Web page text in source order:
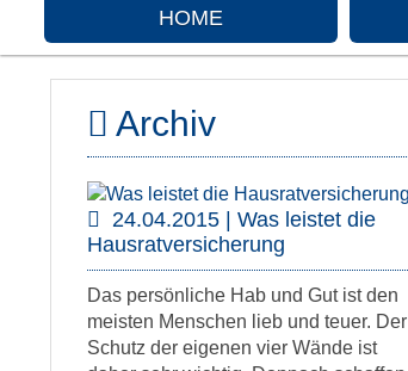
HOME
Archiv
24.04.2015 | Was leistet die
Hausratversicherung
Das persönliche Hab und Gut ist den
meisten Menschen lieb und teuer. Der
Schutz der eigenen vier Wände ist